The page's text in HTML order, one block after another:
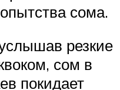
сома.
резкие
сом в
покидает